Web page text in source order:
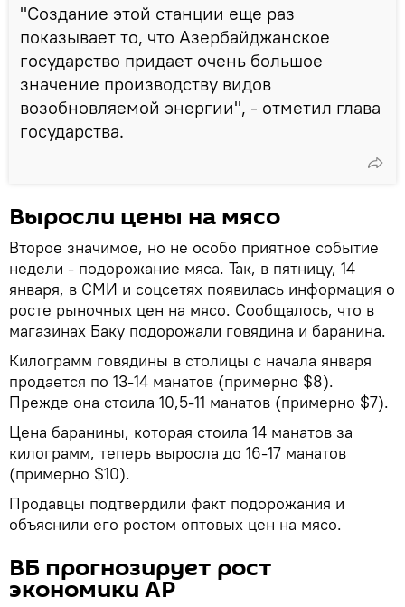
"Создание этой станции еще раз
показывает то, что Азербайджанское
государство придает очень большое
значение производству видов
возобновляемой энергии", - отметил глава
государства.
Выросли цены на мясо
Второе значимое, но не особо приятное событие
недели - подорожание мяса. Так, в пятницу, 14
января, в СМИ и соцсетях появилась информация о
росте рыночных цен на мясо. Сообщалось, что в
магазинах Баку подорожали говядина и баранина.
Килограмм говядины в столицы с начала января
продается по 13-14 манатов (примерно $8).
Прежде она стоила 10,5-11 манатов (примерно $7).
Цена баранины, которая стоила 14 манатов за
килограмм, теперь выросла до 16-17 манатов
(примерно $10).
Продавцы подтвердили факт подорожания и
объяснили его ростом оптовых цен на мясо.
ВБ прогнозирует рост
экономики АР